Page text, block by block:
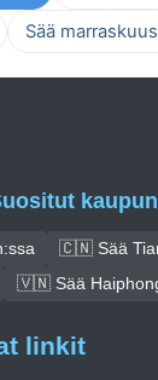
Sää
🇨🇳 Sää
🇻🇳 Sää
linkit